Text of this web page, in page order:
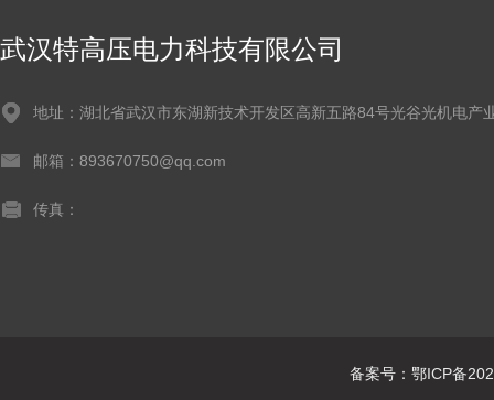
武汉特高压电力科技有限公司
地址：湖北省武汉市东湖新技术开发区高新五路84号光谷光机电产
邮箱：893670750@qq.com
传真：
备案号：鄂ICP备